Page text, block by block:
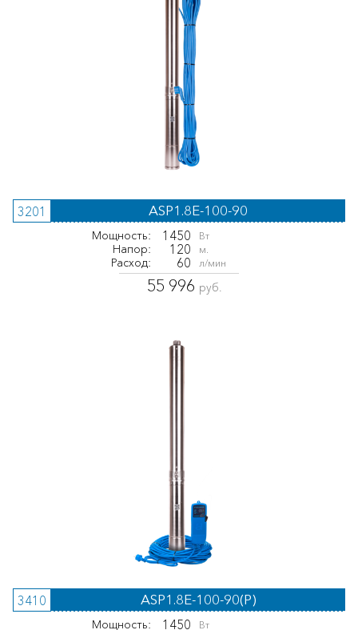
3201 ASP1.8E-100-90
Мощность: 1450 Вт
Напор: 120 м.
Расход: 60 л/мин
55 996 руб.
3410 ASP1.8E-100-90(P)
Мощность: 1450 Вт